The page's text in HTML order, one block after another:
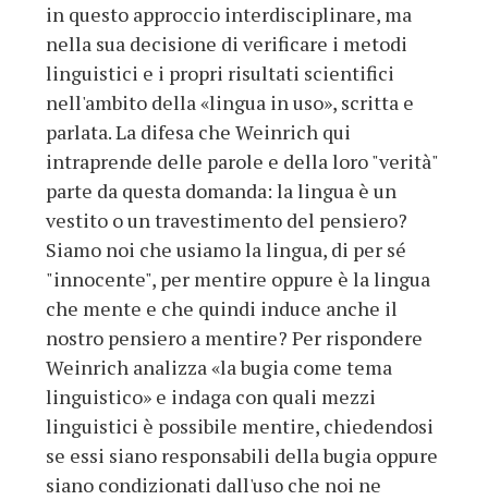
in questo approccio interdisciplinare, ma
nella sua decisione di verificare i metodi
linguistici e i propri risultati scientifici
nell'ambito della «lingua in uso», scritta e
parlata. La difesa che Weinrich qui
intraprende delle parole e della loro "verità"
parte da questa domanda: la lingua è un
vestito o un travestimento del pensiero?
Siamo noi che usiamo la lingua, di per sé
"innocente", per mentire oppure è la lingua
che mente e che quindi induce anche il
nostro pensiero a mentire? Per rispondere
Weinrich analizza «la bugia come tema
linguistico» e indaga con quali mezzi
linguistici è possibile mentire, chiedendosi
se essi siano responsabili della bugia oppure
siano condizionati dall'uso che noi ne